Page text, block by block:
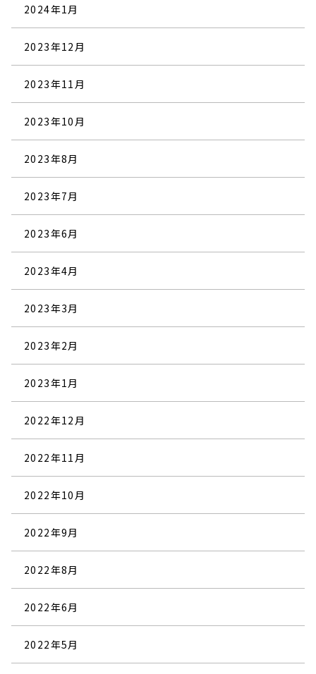
2024年1月
2023年12月
2023年11月
2023年10月
2023年8月
2023年7月
2023年6月
2023年4月
2023年3月
2023年2月
2023年1月
2022年12月
2022年11月
2022年10月
2022年9月
2022年8月
2022年6月
2022年5月